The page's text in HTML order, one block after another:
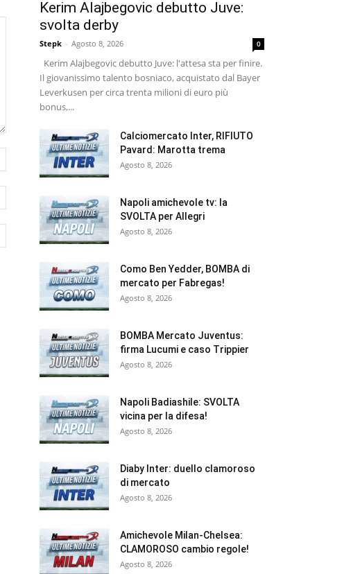
Kerim Alajbegovic debutto Juve:
svolta derby
Stepk - Agosto 8, 2026 0
Kerim Alajbegovic debutto Juve: l'attesa sta per finire.
Il giovanissimo talento bosniaco, acquistato dal Bayer
Leverkusen per circa trenta milioni di euro più
bonus,...
Calciomercato Inter, RIFIUTO
Pavard: Marotta trema
Agosto 8, 2026
Napoli amichevole tv: la
SVOLTA per Allegri
Agosto 8, 2026
Como Ben Yedder, BOMBA di
mercato per Fabregas!
Agosto 8, 2026
BOMBA Mercato Juventus:
firma Lucumi e caso Trippier
Agosto 8, 2026
Napoli Badiashile: SVOLTA
vicina per la difesa!
Agosto 8, 2026
Diaby Inter: duello clamoroso
di mercato
Agosto 8, 2026
Amichevole Milan-Chelsea:
CLAMOROSO cambio regole!
Agosto 8, 2026